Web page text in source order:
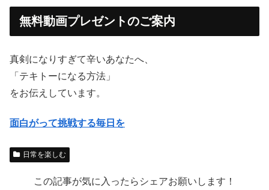
無料動画プレゼントのご案内
真剣になりすぎて辛いあなたへ、
「テキトーになる方法」
をお伝えしています。
面白がって挑戦する毎日を
日常を楽しむ
この記事が気に入ったらシェアお願いします！